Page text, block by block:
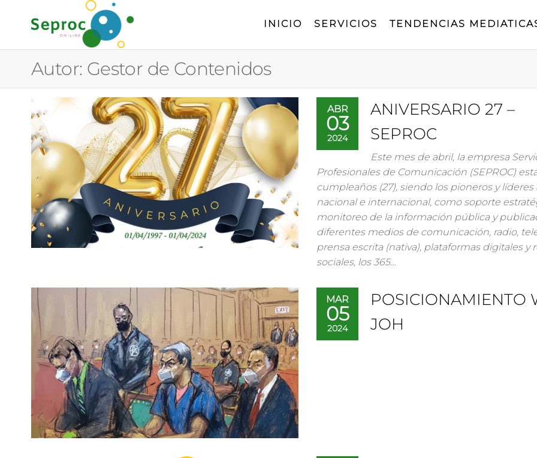
Comunicación
INICIO SERVICIOS TENDENCIAS
Autor: Gestor de Contenidos
ABR
03
2024
ANIVERSARIO 27 –
SEPROC
Este mes de abril, la empresa
Profesionales de Comunicación (SEPROC)
cumpleaños (27), siendo los pioneros y líderes
nacional e internacional, como soporte
monitoreo de la información pública y
diferentes medios de comunicación, radio,
prensa escrita (nativa), plataformas digitales y
sociales, los 365…
MAR
05
2024
POSICIONAMIENTO
JOH